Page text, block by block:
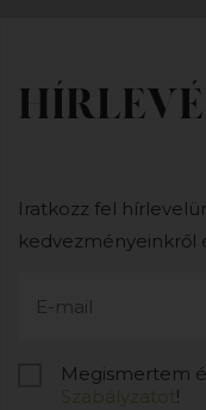
Iratkozz fel
kedvezményeinkről
Megismertem
Szabályzatot !